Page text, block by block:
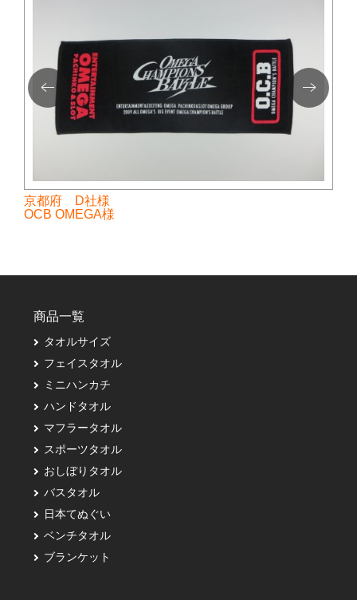
京都府 D社様
OCB OMEGA様
商品一覧
タオルサイズ
フェイスタオル
ミニハンカチ
ハンドタオル
マフラータオル
スポーツタオル
おしぼりタオル
バスタオル
日本てぬぐい
ベンチタオル
ブランケット